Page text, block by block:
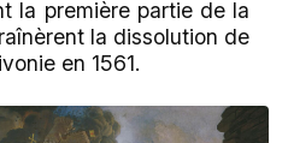
la première partie de la
la dissolution de
en 1561.